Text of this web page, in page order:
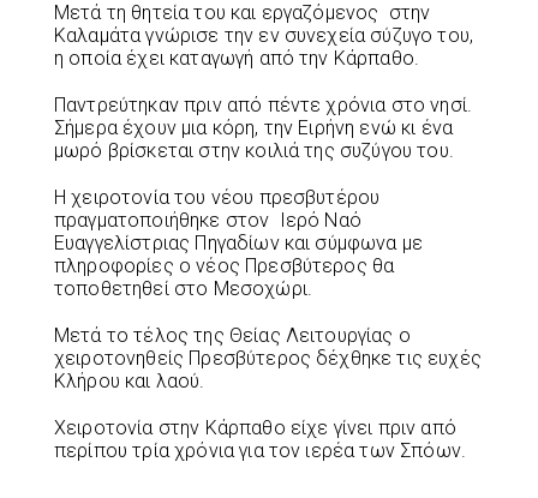
Μετά τη θητεία του και εργαζόμενος στην
Καλαμάτα γνώρισε την εν συνεχεία σύζυγο του,
η οποία έχει καταγωγή από την Κάρπαθο.
Παντρεύτηκαν πριν από πέντε χρόνια στο νησί.
Σήμερα έχουν μια κόρη, την Ειρήνη ενώ κι ένα
μωρό βρίσκεται στην κοιλιά της συζύγου του.
Η χειροτονία του νέου πρεσβυτέρου
πραγματοποιήθηκε στον Ιερό Ναό
Ευαγγελίστριας Πηγαδίων και σύμφωνα με
πληροφορίες ο νέος Πρεσβύτερος θα
τοποθετηθεί στο Μεσοχώρι.
Μετά το τέλος της Θείας Λειτουργίας ο
χειροτονηθείς Πρεσβύτερος δέχθηκε τις ευχές
Κλήρου και λαού.
Χειροτονία στην Κάρπαθο είχε γίνει πριν από
περίπου τρία χρόνια για τον ιερέα των Σπόων.